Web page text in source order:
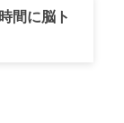
間に脳ト